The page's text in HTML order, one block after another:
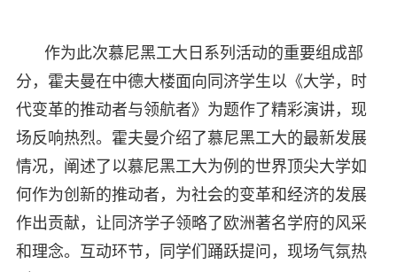
作为此次慕尼黑工大日系列活动的重要组成部
分，霍夫曼在中德大楼面向同济学生以《大学，时
代变革的推动者与领航者》为题作了精彩演讲，现
场反响热烈。霍夫曼介绍了慕尼黑工大的最新发展
情况，阐述了以慕尼黑工大为例的世界顶尖大学如
何作为创新的推动者，为社会的变革和经济的发展
作出贡献，让同济学子领略了欧洲著名学府的风采
和理念。互动环节，同学们踊跃提问，现场气氛热